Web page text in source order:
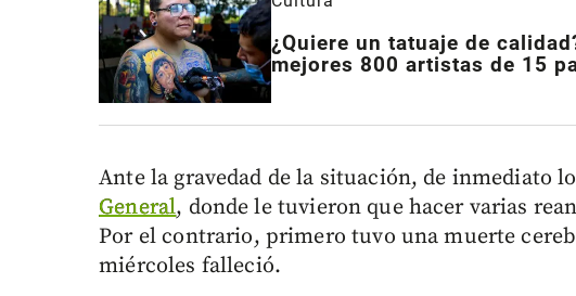
¿Quiere un tatuaje de
mejores 800 artistas de 15
Ante la gravedad de la situación, de inmediato
General, donde le tuvieron que hacer varias
Por el contrario, primero tuvo una muerte
miércoles falleció.